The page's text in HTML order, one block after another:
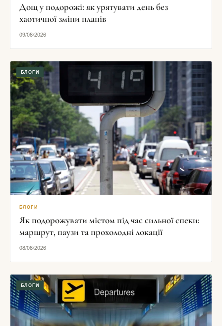
Дощ у подорожі: як урятувати день без
хаотичної зміни планів
09/08/2026
БЛОГИ
БЛОГИ
Як подорожувати містом під час сильної спеки:
маршрут, паузи та прохолодні локації
08/08/2026
БЛОГИ